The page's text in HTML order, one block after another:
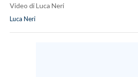
Video di Luca Neri
Luca Neri